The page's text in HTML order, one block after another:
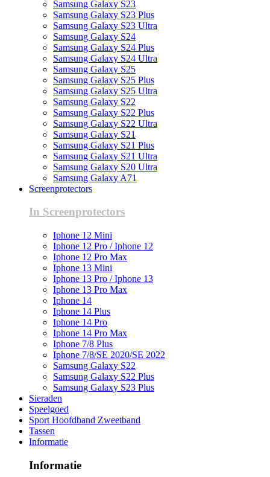
Samsung Galaxy S23
Samsung Galaxy S23 Plus
Samsung Galaxy S23 Ultra
Samsung Galaxy S24
Samsung Galaxy S24 Plus
Samsung Galaxy S24 Ultra
Samsung Galaxy S25
Samsung Galaxy S25 Plus
Samsung Galaxy S25 Ultra
Samsung Galaxy S22
Samsung Galaxy S22 Plus
Samsung Galaxy S22 Ultra
Samsung Galaxy S21
Samsung Galaxy S21 Plus
Samsung Galaxy S21 Ultra
Samsung Galaxy S20 Ultra
Samsung Galaxy A71
Screenprotectors
In Screenprotectors
Iphone 12 Mini
Iphone 12 Pro / Iphone 12
Iphone 12 Pro Max
Iphone 13 Mini
Iphone 13 Pro / Iphone 13
Iphone 13 Pro Max
Iphone 14
Iphone 14 Plus
Iphone 14 Pro
Iphone 14 Pro Max
Iphone 7/8 Plus
Iphone 7/8/SE 2020/SE 2022
Samsung Galaxy S22
Samsung Galaxy S22 Plus
Samsung Galaxy S23 Plus
Sieraden
Speelgoed
Sport Hoofdband Zweetband
Tassen
Informatie
Informatie